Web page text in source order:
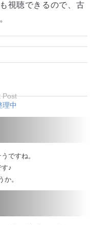
視聴できるので、古
Post
理中
ですね。
♪
。